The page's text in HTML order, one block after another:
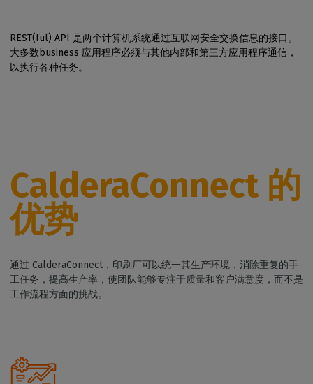
REST(ful) API 是两个计算机系统通过互联网安全交换信息的接口。
大多数business 应用程序必须与其他内部和第三方应用程序通信，
以执行各种任务。
CalderaConnect 的
优势
通过 CalderaConnect，印刷厂可以统一其生产环境，消除重复的手
工任务，提高生产率，使团队能够专注于质量和客户满意度，而不是
工作流程方面的挑战。